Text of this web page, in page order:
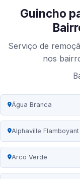
Guincho
Serviço de
nos
Água Branca
Alphaville Flamboyant
Arco Verde